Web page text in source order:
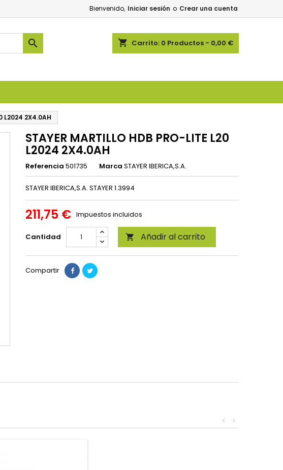
Bienvenido, Iniciar sesión o Crear una cuenta
shopping_cart Carrito: 0 Productos - 0,00 €

L2024 2X4.0AH
STAYER MARTILLO HDB PRO-LITE L20
L2024 2X4.0AH
Referencia 501735 Marca STAYER IBERICA,S.A.
STAYER IBERICA,S.A. STAYER 1.3994
211,75 € Impuestos incluidos
Cantidad  Añadir al carrito
Compartir
>
<